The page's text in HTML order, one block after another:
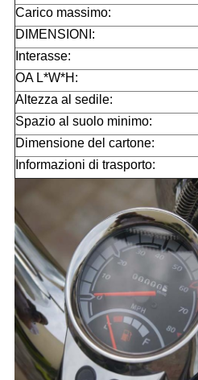
Carico massimo:
DIMENSIONI:
Interasse:
OA L*W*H:
Altezza al sedile:
Spazio al suolo minimo:
Dimensione del cartone:
Informazioni di trasporto: